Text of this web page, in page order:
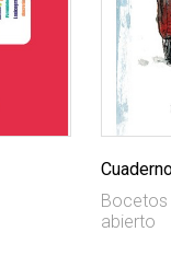
Bocetos
abierto